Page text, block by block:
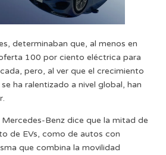
determinaban que, al menos en
100 por ciento eléctrica para
pero, al ver que el crecimiento
ha ralentizado a nivel global, han
Benz dice que la mitad de
de EVs, como de autos con
que combina la movilidad